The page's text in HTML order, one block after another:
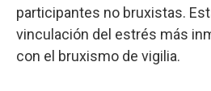
participantes no bruxistas.
vinculación del estrés más
con el bruxismo de vigilia.